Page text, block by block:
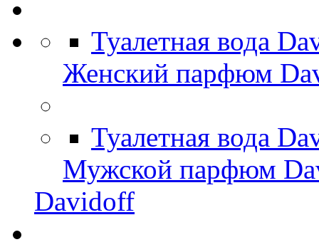
Туалетная вода
Женский парфюм
Туалетная вода
Мужской парфюм
Davidoff